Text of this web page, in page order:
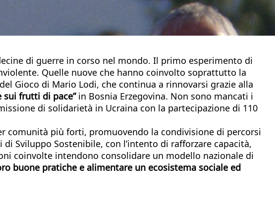
di guerre in corso nel mondo. Il primo esperimento di
Quelle nuove che hanno coinvolto soprattutto la
Gioco di Mario Lodi, che continua a rinnovarsi grazie alla
sui frutti di pace”in Bosnia Erzegovina. Non sono mancati i
di solidarietà in Ucraina con la partecipazione di 110
comunità più forti, promuovendo la condivisione di percorsi
Sviluppo Sostenibile, con l’intento di rafforzare capacità,
coinvolte intendono consolidare un modello nazionale di
buone pratiche e alimentare un ecosistema sociale ed